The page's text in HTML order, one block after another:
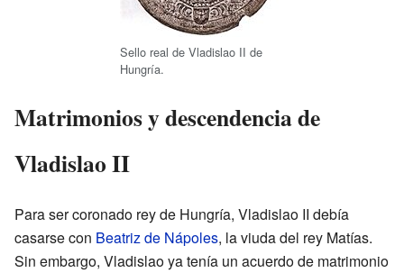
Sello real de Vladislao II de
Hungría.
Matrimonios y descendencia de
Vladislao II
Para ser coronado rey de Hungría, Vladislao II debía
casarse con Beatriz de Nápoles, la viuda del rey Matías.
Sin embargo, Vladislao ya tenía un acuerdo de matrimonio